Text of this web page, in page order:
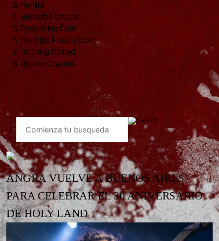
3. Hellfire
4. Break the Chains
5. Eyes in the Cold
6. Hell Has Frozen Over
7. Running Scared
8. Golden Chariots
ANGRA VUELVE A BUENOS AIRES
PARA CELEBRAR EL 30 ANIVERSARIO
DE HOLY LAND